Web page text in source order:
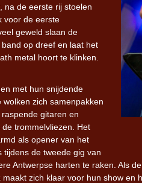
na de eerste rij stoelen
voor de eerste
geweld slaan de
op dreef en laat het
metal hoort te klinken.
met hun snijdende
zich samenpakken
gitaren en
trommelvliezen. Het
als opener van het
tijdens de tweede gig van
Antwerpse harten te raken. Als
maakt zich klaar voor hun show en